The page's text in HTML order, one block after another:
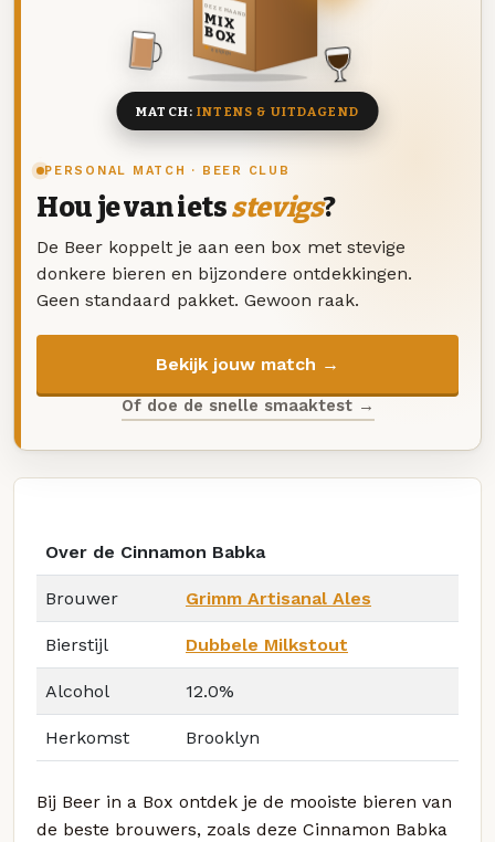
PERSONAL MATCH · BEER CLUB
Hou je van ietsstevigs?
De Beer koppelt je aan een box met stevige
donkere bieren en bijzondere ontdekkingen.
Geen standaard pakket. Gewoon raak.
Bekijk jouw match →
Of doe de snelle smaaktest →
DEZE MAAND
MIX
BOX
8 BIEREN
MATCH:INTENS & UITDAGEND
Over de Cinnamon Babka
Brouwer Grimm Artisanal Ales
Bierstijl Dubbele Milkstout
Alcohol 12.0%
Herkomst Brooklyn
Bij Beer in a Box ontdek je de mooiste bieren van
de beste brouwers, zoals deze Cinnamon Babka